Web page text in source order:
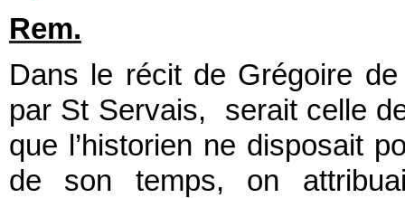
Rem.
Dans le récit de Grégoire de
par St Servais, serait celle
que l’historien ne disposait
de son temps, on